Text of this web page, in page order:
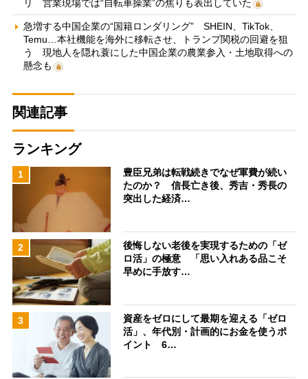
リ 営業現場では“自転車操業”の焦りも表出していた
急増する中国企業の“国籍ロンダリング” SHEIN、TikTok、
Temu…本社機能を海外に移転させ、トランプ関税の回避を狙
う 現地人を隠れ蓑にした中国企業の農業参入・土地取得への
懸念も
関連記事
ランキング
1
豊臣兄弟は転戦続きでなぜ軍費が続い
たのか？ 信長亡き後、秀吉・秀長の
突出した経済…
2
後悔しない老後を実現するための「ゼ
ロ活」の極意 「思い入れある品こそ
早めに手放す…
3
資産をゼロにして最期を迎える「ゼロ
活」、年代別・計画的にお金を使うポ
イント 6…